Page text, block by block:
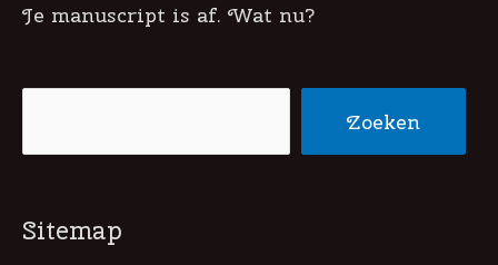
Je manuscript is af. Wat nu?
Zoeken
Sitemap